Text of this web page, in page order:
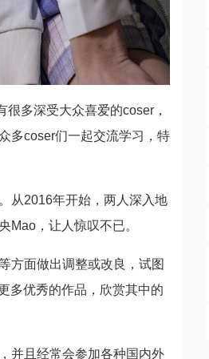
很多深受大众喜爱的coser，
多coser们一起交流学习，特
从2016年开始，两人深入地
Mao，让人惊叹不已。
方面做出调整或改良，试图
多优秀的作品，欣赏其中的
并且经常会参加各种国内外